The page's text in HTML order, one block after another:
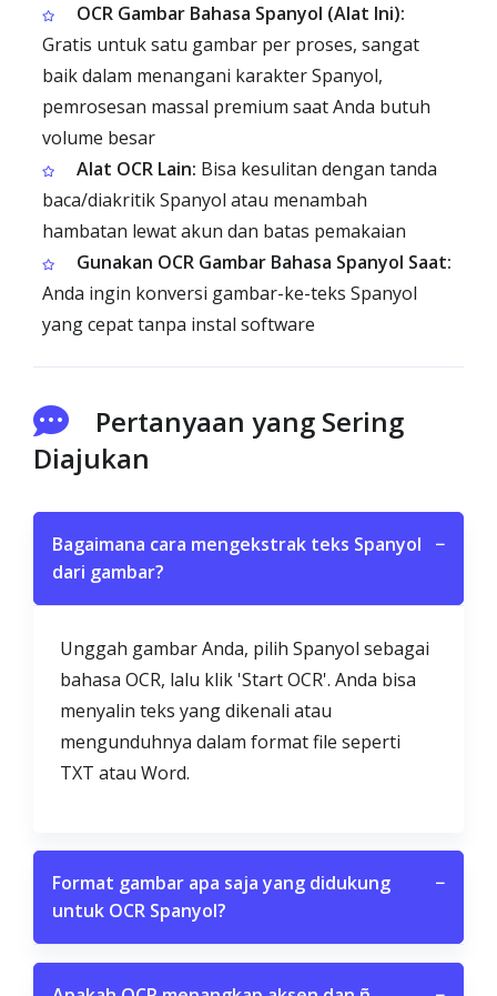
OCR Gambar Bahasa Spanyol (Alat Ini):
Gratis untuk satu gambar per proses, sangat
baik dalam menangani karakter Spanyol,
pemrosesan massal premium saat Anda butuh
volume besar
Alat OCR Lain: Bisa kesulitan dengan tanda
baca/diakritik Spanyol atau menambah
hambatan lewat akun dan batas pemakaian
Gunakan OCR Gambar Bahasa Spanyol Saat:
Anda ingin konversi gambar-ke-teks Spanyol
yang cepat tanpa instal software
Pertanyaan yang Sering
Diajukan
Bagaimana cara mengekstrak teks Spanyol
dari gambar?
−
Unggah gambar Anda, pilih Spanyol sebagai
bahasa OCR, lalu klik 'Start OCR'. Anda bisa
menyalin teks yang dikenali atau
mengunduhnya dalam format file seperti
TXT atau Word.
Format gambar apa saja yang didukung
untuk OCR Spanyol?
−